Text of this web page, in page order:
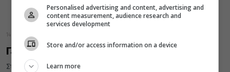
14 Αυγούστου 2025
Γεροντικό: Η αφοσίωση στο Θεό
Στην Κιβωτό της Ορθοδοξίας
Personalised advertising and content, advertising and
content measurement, audience research and
services development
Store and/or access information on a device
Learn more